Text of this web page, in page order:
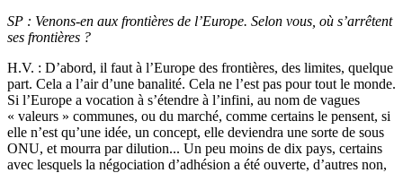
SP : Venons-en aux frontières de l’Europe. Selon vous, où s’arrêtent
ses frontières ?
H.V. : D’abord, il faut à l’Europe des frontières, des limites, quelque
part. Cela a l’air d’une banalité. Cela ne l’est pas pour tout le monde.
Si l’Europe a vocation à s’étendre à l’infini, au nom de vagues
« valeurs » communes, ou du marché, comme certains le pensent, si
elle n’est qu’une idée, un concept, elle deviendra une sorte de sous
ONU, et mourra par dilution... Un peu moins de dix pays, certains
avec lesquels la négociation d’adhésion a été ouverte, d’autres non,